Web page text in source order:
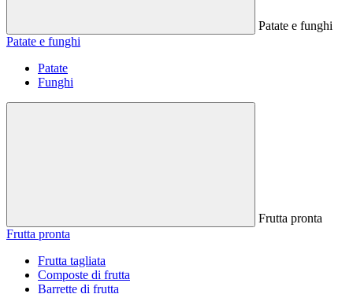
Patate e funghi
Patate e funghi
Patate
Funghi
Frutta pronta
Frutta pronta
Frutta tagliata
Composte di frutta
Barrette di frutta